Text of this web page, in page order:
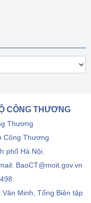
CÔNG THƯƠNG
Thương
Công Thương
phố Hà Nội.
BaoCT@moit.gov.vn
Minh, Tổng Biên tập